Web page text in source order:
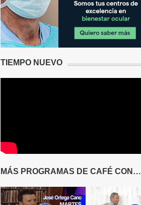
TIEMPO NUEVO
MÁS PROGRAMAS DE CAFÉ CON…